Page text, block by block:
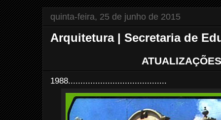
quinta-feira, 25 de junho de 2015
Arquitetura | Secretaria de
1988........................................